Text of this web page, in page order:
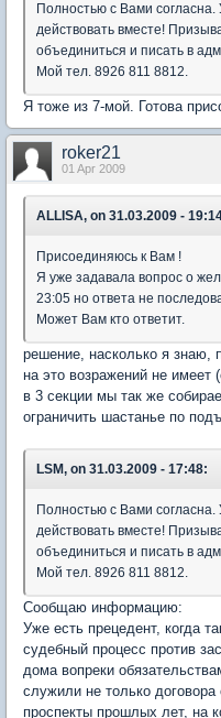
Полностью с Вами согласна.
действовать вместе!
объединиться и писать в
Мой тел. 8926 811 8812.
Я тоже из 7-мой. Готова
roker21
01 Apr 2009
ALLISA, on 31.03.2009 -
Присоединяюсь к Вам !
Я уже задавала вопрос о
23:05 но ответа не
Может Вам кто ответит.
решение, насколько я знаю,
на это возражений не имеет
в 3 секции мы так же
ограничить шастанье по
LSM, on 31.03.2009 - 17:48:
Полностью с Вами согласна.
действовать вместе!
объединиться и писать в
Мой тел. 8926 811 8812.
Сообщаю информацию:
Уже есть прецедент, когда
судебный процесс против
дома вопреки
служили не только
проспекты прошлых лет, на